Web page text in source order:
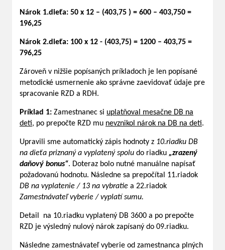
Nárok 1.dieťa: 50 x 12 – (403,75 ) = 600 – 403,750 =
196,25
Nárok 2.dieťa: 100 x 12 - (403,75) = 1200 – 403,75 =
796,25
Zároveň v nižšie popísaných príkladoch je len popísané
metodické usmernenie ako správne zaevidovať údaje pre
spracovanie RZD a RDH.
Príklad 1: Zamestnanec si uplatňoval mesačne DB na
deti, po prepočte RZD mu nevznikol nárok na DB na deti.
Upravili sme automatický zápis hodnoty z 10.riadku DB
na dieťa priznaný a vyplatený spolu do riadku „zrazený
daňový bonus“. Doteraz bolo nutné manuálne napísať
požadovanú hodnotu. Následne sa prepočítal 11.riadok
DB na vyplatenie / 13 na vybratie a 22.riadok
Zamestnávateľ vyberie / vyplatí sumu.
Detail na 10.riadku vyplatený DB 3600 a po prepočte
RZD je výsledný nulový nárok zapísaný do 09.riadku.
Následne zamestnávateľ vyberie od zamestnanca plných